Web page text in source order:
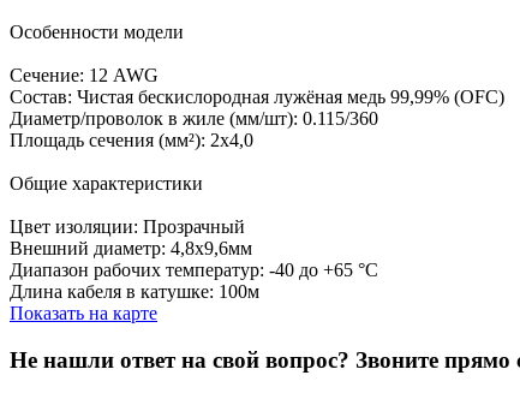
Особенности модели
Сечение: 12 AWG
Состав: Чистая бескислородная лужёная медь 99,99% (OFC)
Диаметр/проволок в жиле (мм/шт): 0.115/360
Площадь сечения (мм²): 2х4,0
Общие характеристики
Цвет изоляции: Прозрачный
Внешний диаметр: 4,8x9,6мм
Диапазон рабочих температур: -40 до +65 °C
Длина кабеля в катушке: 100м
Показать на карте
Не нашли ответ на свой вопрос? Звоните прямо